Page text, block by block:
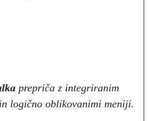
prepriča z integriranim
logično oblikovanimi meniji.